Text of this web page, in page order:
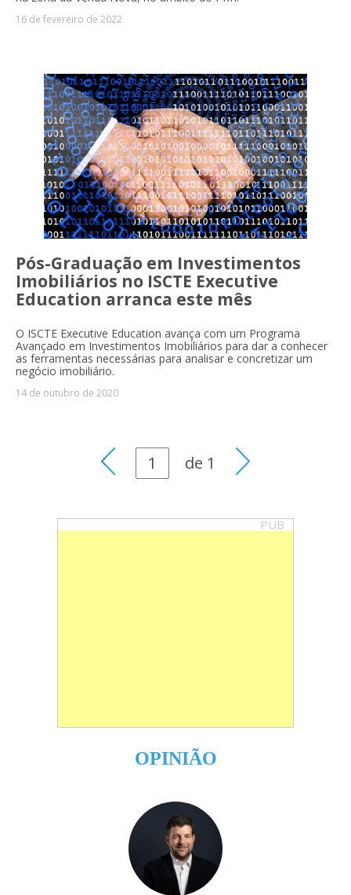
16 de fevereiro de 2022
Pós-Graduação em Investimentos
Imobiliários no ISCTE Executive
Education arranca este mês
O ISCTE Executive Education avança com um Programa
Avançado em Investimentos Imobiliários para dar a conhecer
as ferramentas necessárias para analisar e concretizar um
negócio imobiliário.
14 de outubro de 2020
de 1
PUB
OPINIÃO